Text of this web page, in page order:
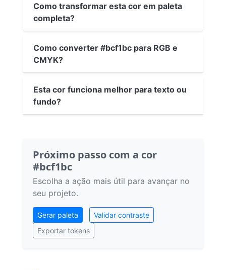
Como transformar esta cor em paleta
completa?
Como converter #bcf1bc para RGB e
CMYK?
Esta cor funciona melhor para texto ou
fundo?
Próximo passo com a cor
#bcf1bc
Escolha a ação mais útil para avançar no
seu projeto.
Gerar paleta
Validar contraste
Exportar tokens